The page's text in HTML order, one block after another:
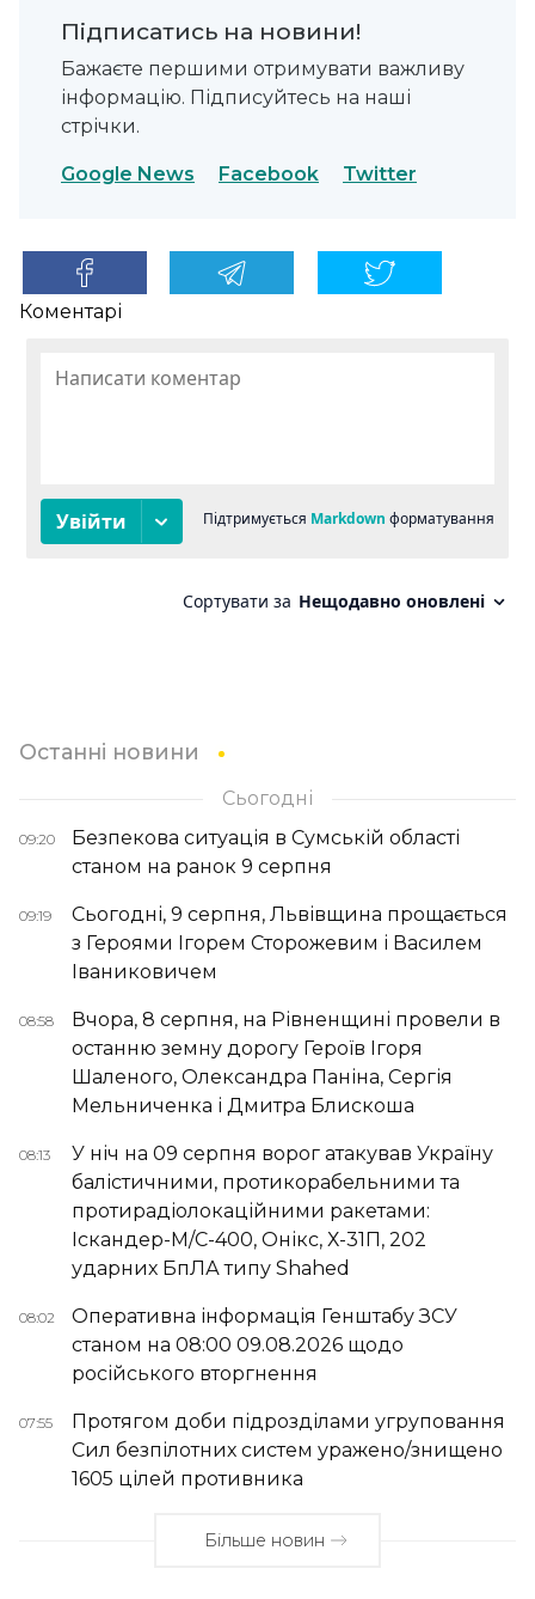
Підписатись на новини!
Бажаєте першими отримувати важливу
інформацію. Підписуйтесь на наші
стрічки.
Google News Facebook Twitter
Коментарі
Останні новини
Сьогодні
09:20
Безпекова ситуація в Сумській області
станом на ранок 9 серпня
09:19
Сьогодні, 9 серпня, Львівщина прощається
з Героями Ігорем Сторожевим і Василем
Іваниковичем
08:58
Вчора, 8 серпня, на Рівненщині провели в
останню земну дорогу Героїв Ігоря
Шаленого, Олександра Паніна, Сергія
Мельниченка і Дмитра Блискоша
08:13
У ніч на 09 серпня ворог атакував Україну
балістичними, протикорабельними та
протирадіолокаційними ракетами:
Іскандер-М/С-400, Онікс, Х-31П, 202
ударних БпЛА типу Shahed
08:02
Оперативна інформація Генштабу ЗСУ
станом на 08:00 09.08.2026 щодо
російського вторгнення
07:55
Протягом доби підрозділами угруповання
Сил безпілотних систем уражено/знищено
1605 цілей противника
Більше новин